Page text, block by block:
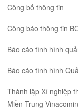
Công bố thông tin
Công báo thông tin
Báo cáo tình hình
Báo cáo tình hình
Thành lập Xí nghiệp
Miền Trung Vinacomin